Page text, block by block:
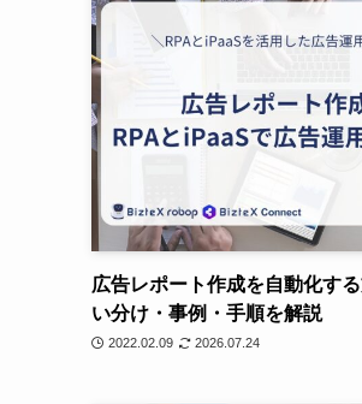
広告レポート作成を自動化す
い分け・事例・手順を解説
2022.02.09 2026.07.24